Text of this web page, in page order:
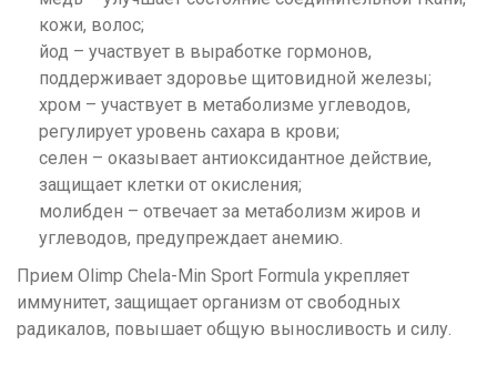
кожи, волос;
йод – участвует в выработке гормонов,
поддерживает здоровье щитовидной железы;
хром – участвует в метаболизме углеводов,
регулирует уровень сахара в крови;
селен – оказывает антиоксидантное действие,
защищает клетки от окисления;
молибден – отвечает за метаболизм жиров и
углеводов, предупреждает анемию.
Прием Olimp Chela-Min Sport Formula укрепляет
иммунитет, защищает организм от свободных
радикалов, повышает общую выносливость и силу.